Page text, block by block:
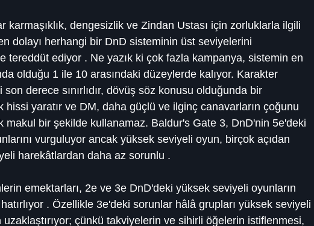
karmaşıklık, dengesizlik ve Zindan Ustası için zorluklarla ilgili
dolayı herhangi bir DnD sisteminin üst seviyelerini
tereddüt ediyor . Ne yazık ki çok fazla kampanya, sistemin en
olduğu 1 ile 10 arasındaki düzeylerde kalıyor. Karakter
derece sınırlıdır, dövüş söz konusu olduğunda bir
hissi yaratır ve DM, daha güçlü ve ilginç canavarların çoğunu
makul bir şekilde kullanamaz. Baldur's Gate 3, DnD'nin 5e'deki
vurguluyor ancak yüksek seviyeli oyun, birçok açıdan
harekâtlardan daha az sorunlu .
emektarları, 2e ve 3e DnD'deki yüksek seviyeli oyunların
hatırlıyor . Özellikle 3e'deki sorunlar hâlâ grupları yüksek seviyeli
çünkü takviyelerin ve sihirli öğelerin istiflenmesi,